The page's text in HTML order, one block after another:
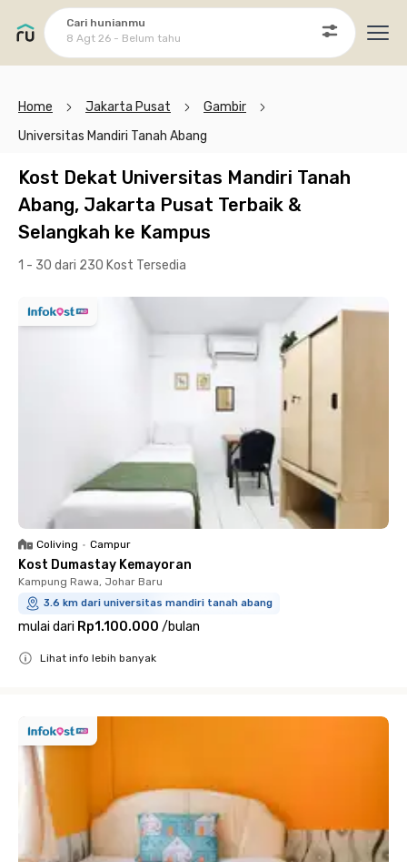
Cari hunianmu
8 Agt 26 - Belum tahu
Home Jakarta Pusat
Gambir
Universitas Mandiri Tanah Abang
Kost Dekat Universitas Mandiri Tanah
Abang, Jakarta Pusat Terbaik &
Selangkah ke Kampus
1 - 30 dari 230 Kost Tersedia
Coliving • Campur
Kost Dumastay Kemayoran
Kampung Rawa, Johar Baru
3.6 km dari universitas mandiri tanah abang
mulai dari Rp1.100.000 /bulan
Lihat info lebih banyak